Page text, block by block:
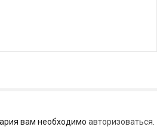
вам необходимо авторизоваться.